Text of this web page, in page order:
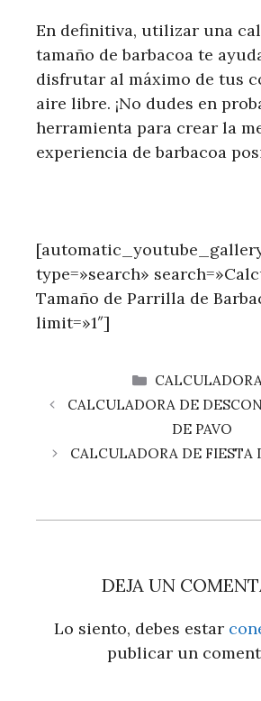
En definitiva, utilizar una
tamaño de barbacoa te
disfrutar al máximo de tus
aire libre. ¡No dudes en
herramienta para crear la
experiencia de barbacoa
type=»search»
Tamaño de Parrilla de
limit=»1″]
CATEGORÍAS
CALCULADORA DE
DE PAVO
CALCULADORA DE FIESTA
DEJA UN
Lo siento, debes estar
publicar un